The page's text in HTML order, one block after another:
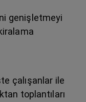
genişletmeyi
çalışanlar ile
toplantıları